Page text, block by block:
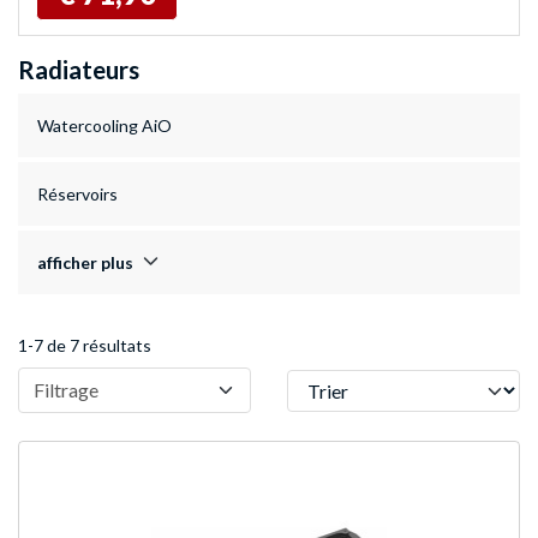
Radiateurs
Watercooling AiO
Réservoirs
afficher plus
1-7 de 7 résultats
Filtrage Trier